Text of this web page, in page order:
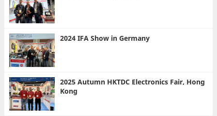
2024 IFA Show in Germany
2025 Autumn HKTDC Electronics Fair, Hong
Kong